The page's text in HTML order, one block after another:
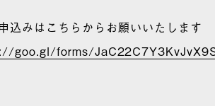
込みはこちらからお願いいたします
goo.gl/forms/